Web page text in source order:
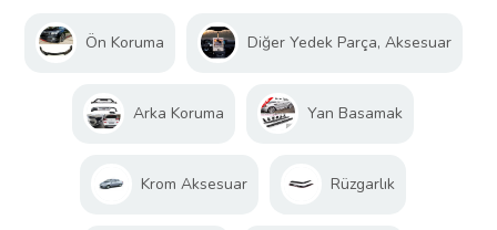
Ön Koruma Diğer Yedek Parça, Aksesuar
Arka Koruma Yan Basamak
Krom Aksesuar Rüzgarlık